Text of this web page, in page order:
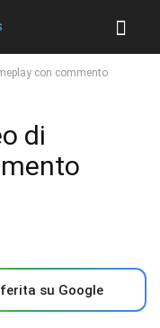
con commento
di
su Google